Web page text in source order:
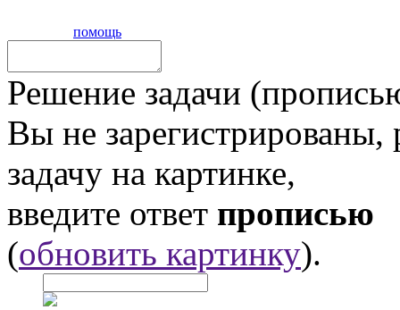
помощь
Решение задачи
Вы не
задачу на картинке,
введите ответ прописью
(обновить картинку).